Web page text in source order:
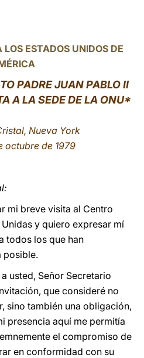
ESTADOS UNIDOS DE
PADRE JUAN PABLO II
A LA SEDE DE LA ONU*
Nueva York
octubre de 1979
mi breve visita al Centro
y quiero expresar mí
todos los que han
posible.
usted, Señor Secretario
que consideré no
sino también una obligación,
presencia aquí me permitía
el compromiso de
en conformidad con su